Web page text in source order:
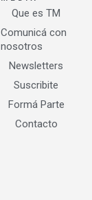
Que es TM
Comunicá con
nosotros
Newsletters
Suscribite
Formá Parte
Contacto